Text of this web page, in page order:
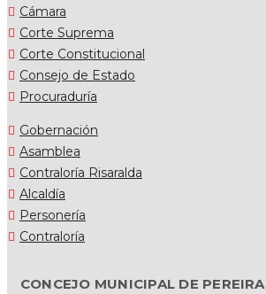
Cámara
Corte Suprema
Corte Constitucional
Consejo de Estado
Procuraduría
Gobernación
Asamblea
Contraloría Risaralda
Alcaldía
Personería
Contraloría
CONCEJO MUNICIPAL DE PEREIRA